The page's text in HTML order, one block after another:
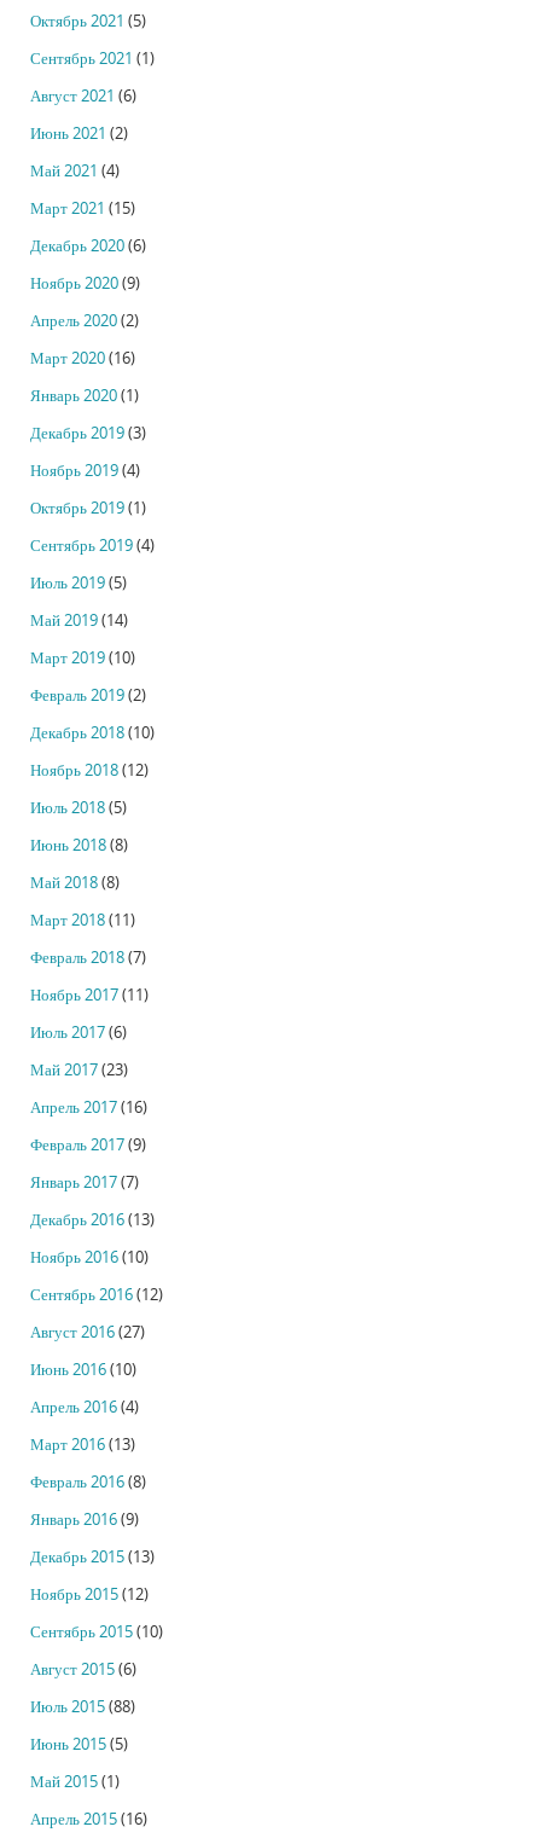
Октябрь 2021 (5)
Сентябрь 2021 (1)
Август 2021 (6)
Июнь 2021 (2)
Май 2021 (4)
Март 2021 (15)
Декабрь 2020(6)
Ноябрь 2020(9)
Апрель 2020(2)
Март 2020(16)
Январь 2020(1)
Декабрь 2019(3)
Ноябрь 2019(4)
Октябрь 2019(1)
Сентябрь 2019(4)
Июль 2019(5)
Май 2019(14)
Март 2019(10)
Февраль 2019(2)
Декабрь 2018(10)
Ноябрь 2018(12)
Июль 2018(5)
Июнь 2018(8)
Май 2018(8)
Март 2018(11)
Февраль 2018(7)
Ноябрь 2017(11)
Июль 2017(6)
Май 2017(23)
Апрель 2017(16)
Февраль 2017(9)
Январь 2017(7)
Декабрь 2016(13)
Ноябрь 2016(10)
Сентябрь 2016(12)
Август 2016(27)
Июнь 2016(10)
Апрель 2016(4)
Март 2016(13)
Февраль 2016(8)
Январь 2016(9)
Декабрь 2015(13)
Ноябрь 2015(12)
Сентябрь 2015(10)
Август 2015(6)
Июль 2015(88)
Июнь 2015(5)
Май 2015(1)
Апрель 2015(16)